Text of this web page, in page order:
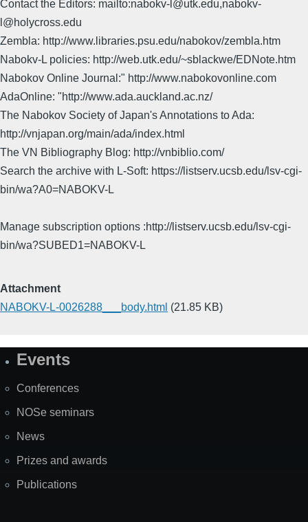
Contact the Editors: mailto:nabokv-l@utk.edu,nabokv-
l@holycross.edu
Zembla: http://www.libraries.psu.edu/nabokov/zembla.htm
Nabokv-L policies: http://web.utk.edu/~sblackwe/EDNote.htm
Nabokov Online Journal:" http://www.nabokovonline.com
AdaOnline: "http://www.ada.auckland.ac.nz/
The Nabokov Society of Japan's Annotations to Ada:
http://vnjapan.org/main/ada/index.html
The VN Bibliography Blog: http://vnbiblio.com/
Search the archive with L-Soft: https://listserv.ucsb.edu/lsv-cgi-
bin/wa?A0=NABOKV-L
Manage subscription options :http://listserv.ucsb.edu/lsv-cgi-
bin/wa?SUBED1=NABOKV-L
Attachment
NABOKV-L-0026288___body.html (21.85 KB)
SiteEvents
Conferences
NOSe seminars
News
Prizes and awards
Publications